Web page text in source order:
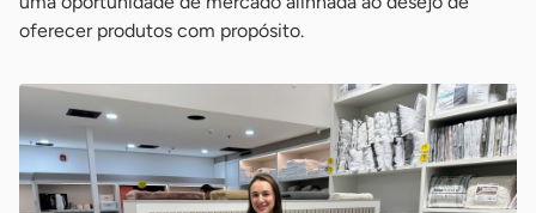
oferecer produtos com propósito.